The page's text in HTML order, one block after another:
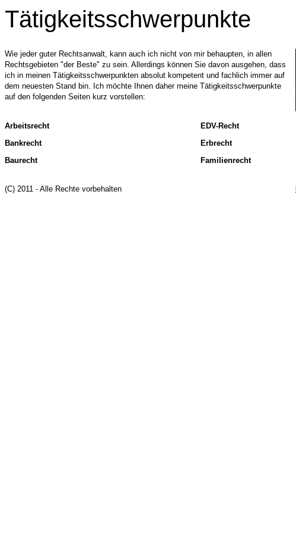
Tätigkeitsschwerpunkte
Wie jeder guter Rechtsanwalt, kann auch ich nicht von mir behaupten, in allen
Rechtsgebieten "der Beste" zu sein. Allerdings können Sie davon ausgehen, dass
ich in meinen Tätigkeitsschwerpunkten absolut kompetent und fachlich immer auf
dem neuesten Stand bin. Ich möchte Ihnen daher meine Tätigkeitsschwerpunkte
auf den folgenden Seiten kurz vorstellen:
Arbeitsrecht
Bankrecht
Baurecht
EDV-Recht
Erbrecht
Familienrecht
(C) 2011 - Alle Rechte vorbehalten